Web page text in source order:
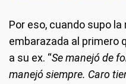
Por eso, cuando supo
embarazada al primero
a su ex. “Se manejó de
manejó siempre. Caro